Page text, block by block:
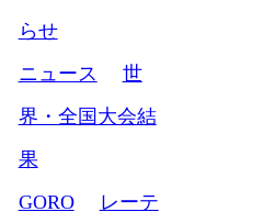
らせ
ニュース
世
界・全国大会結
果
GORO
レーテ